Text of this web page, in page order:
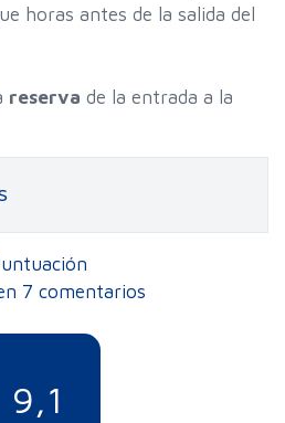
horas antes de la salida del
reserva de la entrada a la
7 comentarios
9,1